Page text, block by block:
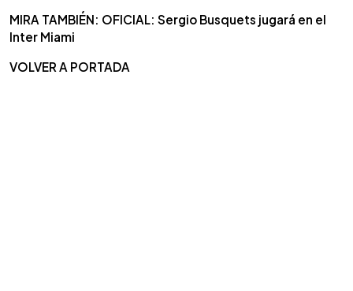
MIRA TAMBIÉN: OFICIAL: Sergio Busquets jugará en el
Inter Miami
VOLVER A PORTADA